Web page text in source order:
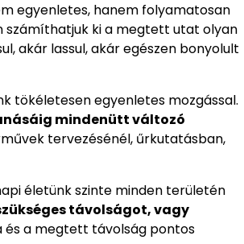
egyenletes, hanem folyamatosan
számíthatjuk ki a megtett utat olyan
akár lassul, akár egészen bonyolult
tökéletesen egyenletes mozgással.
mindenütt változó
tervezésénél, űrkutatásban,
életünk szinte minden területén
távolságot, vagy
és a megtett távolság pontos